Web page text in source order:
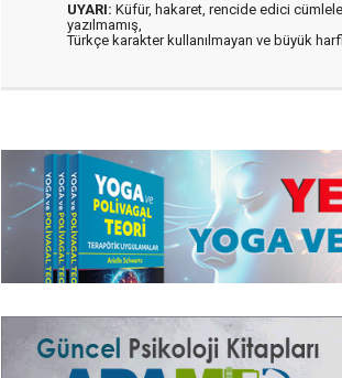
UYARI: Küfür, hakaret, rencide edici
yazılmamış,
Türkçe karakter kullanılmayan ve büyük